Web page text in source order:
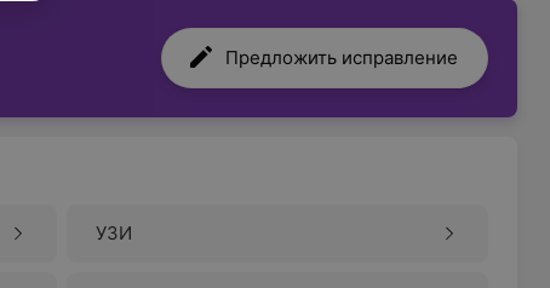
Предложить исправление
УЗИ